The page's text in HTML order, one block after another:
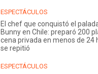
ESPECTÁCULOS
El chef que conquistó el
Bunny en Chile: preparó 200
cena privada en menos de 24
se repitió
ESPECTÁCULOS